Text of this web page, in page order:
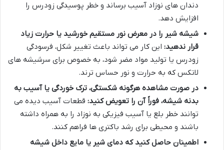
دندان های نوزاد آسیب برساند و خطر پوسیدگی زودرس را
افزایش دهد.
شیشه شیر را در معرض نور مستقیم خورشید یا حرارت زیاد
قرار ندهید: این کار می تواند باعث تغییر شکل، فرسودگی
زودرس یا تولید مواد مضر شود، به خصوص برای سرشیشه های
لاتکس که به حرارت و نور حساس ترند.
در صورت مشاهده هرگونه شکستگی، ترک خوردگی یا آسیب به
بدنه شیشه، فوراً آن را تعویض کنید: قطعات آسیب دیده می
توانند خطر بلع یا آسیب فیزیکی به نوزاد را به همراه داشته
باشند و محیطی برای رشد باکتری ها فراهم کنند.
اطمینان حاصل کنید که دمای شیر یا مایع داخل شیشه